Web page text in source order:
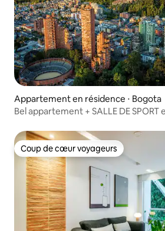
Appartement en résidence ⋅ Bogota
Bel appartement + SALLE DE SPORT et meilleur
Coup de cœur voyageurs
Coup de cœur voyageurs